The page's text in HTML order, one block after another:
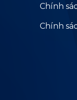
Chính
Chính